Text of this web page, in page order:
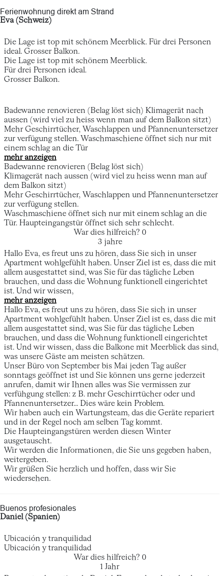
Ferienwohnung direkt am Strand
Eva (Schweiz)
Die Lage ist top mit schönem Meerblick. Für drei Personen
ideal. Grosser Balkon.
Die Lage ist top mit schönem Meerblick.
Für drei Personen ideal.
Grosser Balkon.
Badewanne renovieren (Belag löst sich) Klimagerät nach
aussen (wird viel zu heiss wenn man auf dem Balkon sitzt)
Mehr Geschirrtücher, Waschlappen und Pfannenuntersetzer
zur verfügung stellen. Waschmaschiene öffnet sich nur mit
einem schlag an die Tür
mehr anzeigen
Badewanne renovieren (Belag löst sich)
Klimagerät nach aussen (wird viel zu heiss wenn man auf
dem Balkon sitzt)
Mehr Geschirrtücher, Waschlappen und Pfannenuntersetzer
zur verfügung stellen.
Waschmaschiene öffnet sich nur mit einem schlag an die
Tür. Haupteingangstür öffnet sich sehr schlecht.
War dies hilfreich? 0
3 jahre
Hallo Eva, es freut uns zu hören, dass Sie sich in unser
Apartment wohlgefühlt haben. Unser Ziel ist es, dass die mit
allem ausgestattet sind, was Sie für das tägliche Leben
brauchen, und dass die Wohnung funktionell eingerichtet
ist. Und wir wissen,
mehr anzeigen
Hallo Eva, es freut uns zu hören, dass Sie sich in unser
Apartment wohlgefühlt haben. Unser Ziel ist es, dass die mit
allem ausgestattet sind, was Sie für das tägliche Leben
brauchen, und dass die Wohnung funktionell eingerichtet
ist. Und wir wissen, dass die Balkone mit Meerblick das sind,
was unsere Gäste am meisten schätzen.
Unser Büro von September bis Mai jeden Tag außer
sonntags geöffnet ist und Sie können uns gerne jederzeit
anrufen, damit wir Ihnen alles was Sie vermissen zur
verfühgung stellen: z B. mehr Geschirrtücher oder und
Pfannenuntersetzer... Dies wäre kein Problem.
Wir haben auch ein Wartungsteam, das die Geräte repariert
und in der Regel noch am selben Tag kommt.
Die Haupteingangstüren werden diesen Winter
ausgetauscht.
Wir werden die Informationen, die Sie uns gegeben haben,
weitergeben.
Wir grüßen Sie herzlich und hoffen, dass wir Sie
wiedersehen.
Buenos profesionales
Daniel (Spanien)
Ubicación y tranquilidad
Ubicación y tranquilidad
War dies hilfreich? 0
1 Jahr